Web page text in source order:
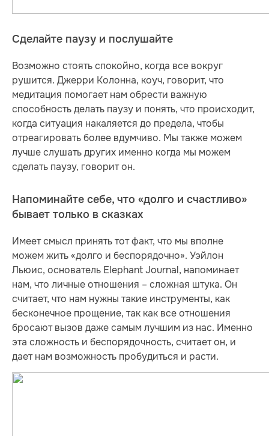
Сделайте паузу и послушайте
Возможно стоять спокойно, когда все вокруг
рушится. Джерри Колонна, коуч, говорит, что
медитация помогает нам обрести важную
способность делать паузу и понять, что происходит,
когда ситуация накаляется до предела, чтобы
отреагировать более вдумчиво. Мы также можем
лучше слушать других именно когда мы можем
сделать паузу, говорит он.
Напоминайте себе, что «долго и счастливо»
бывает только в сказках
Имеет смысл принять тот факт, что мы вполне
можем жить «долго и беспорядочно». Уэйлон
Льюис, основатель Elephant Journal, напоминает
нам, что личные отношения – сложная штука. Он
считает, что нам нужны такие инструменты, как
бесконечное прощение, так как все отношения
бросают вызов даже самым лучшим из нас. Именно
эта сложность и беспорядочность, считает он, и
дает нам возможность пробудиться и расти.